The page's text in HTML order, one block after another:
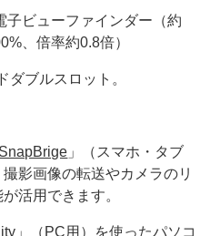
子ビューファインダー（約
、倍率約0.8倍）
ダブルスロット。
SnapBrige 」（スマホ・タブ
影画像の転送やカメラのリ
活用できます。
」（PC用）を使ったパソコ